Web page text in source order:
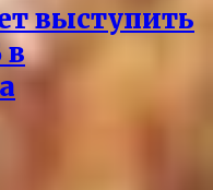
выступить
в